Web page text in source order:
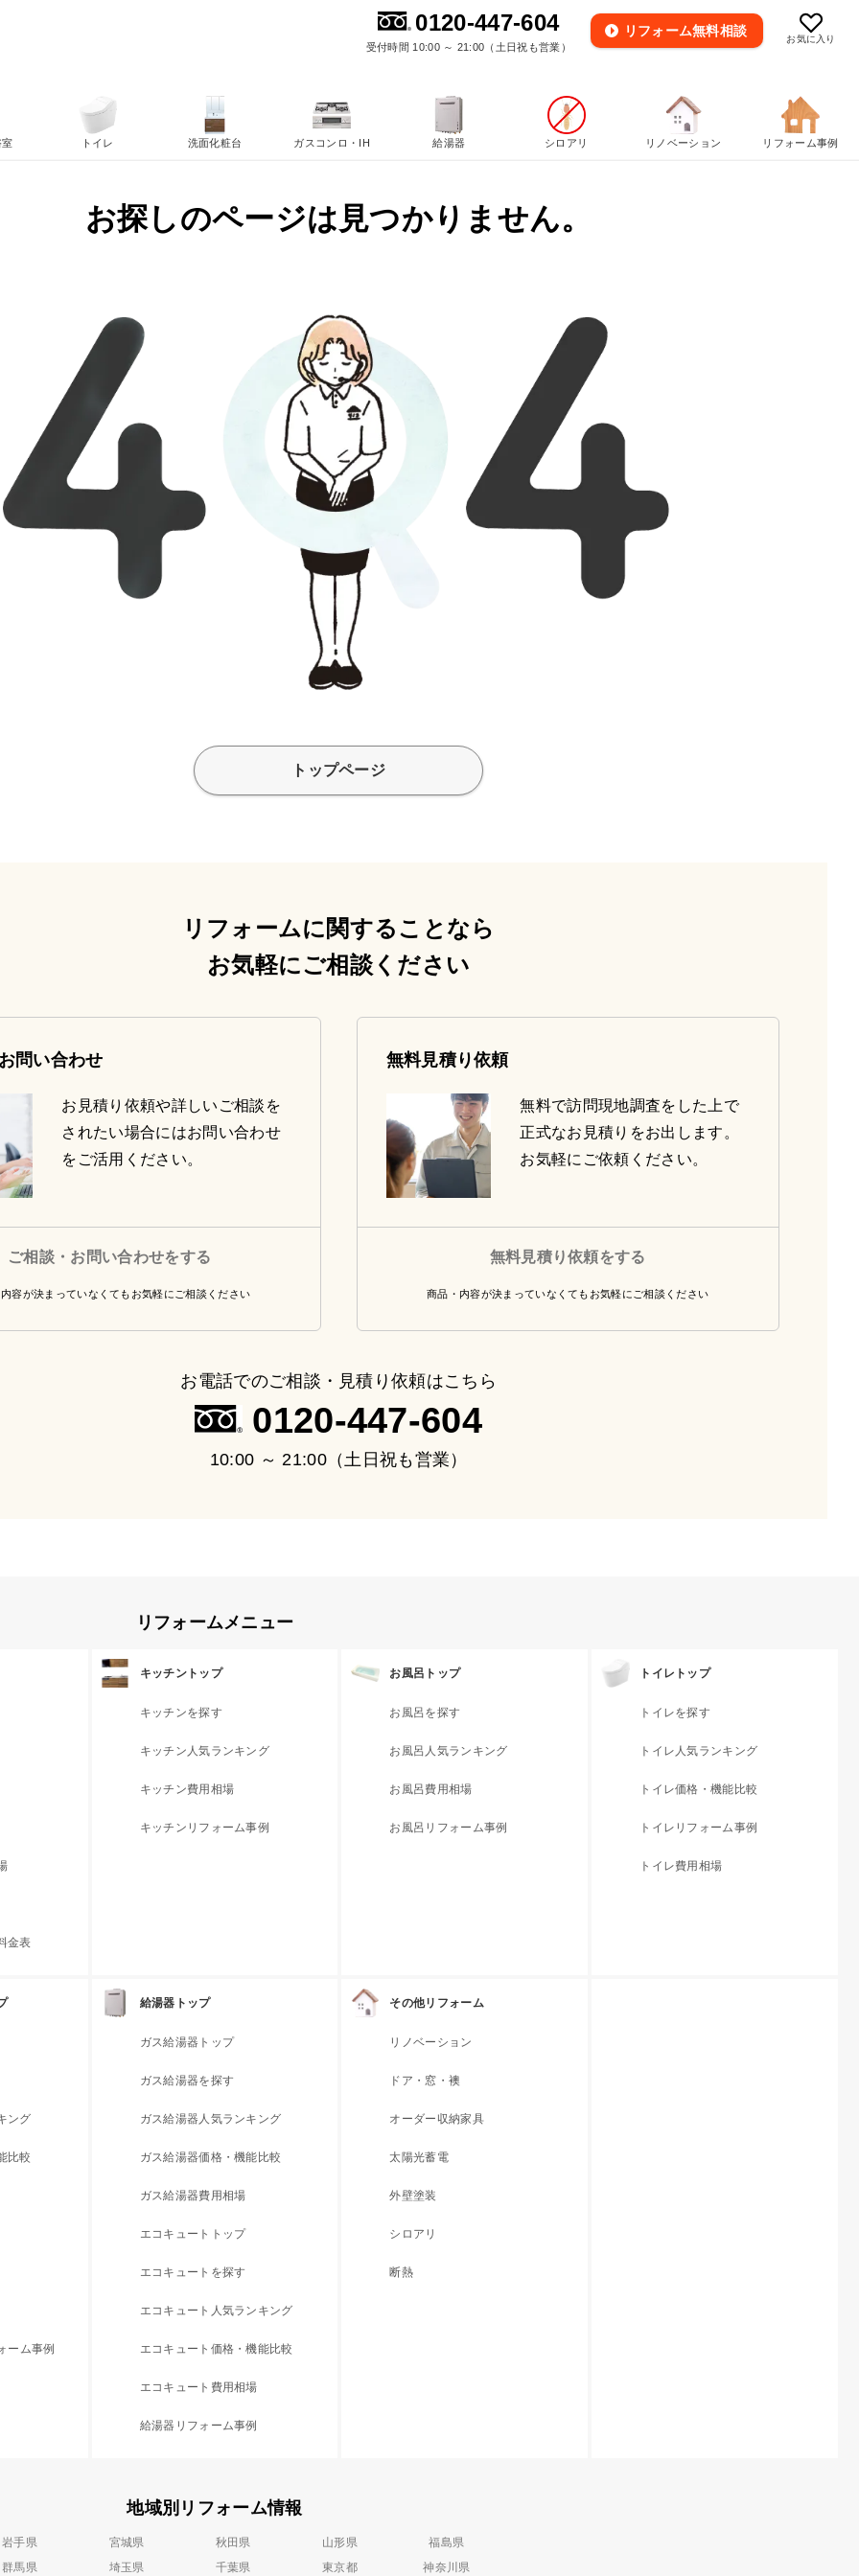
お気に入り
0120-447-604
受付時間 10:00 ～ 21:00（土日祝も営業）
リフォーム無料相談
お探しのページは見つかりません。
トップページ
リフォームに関することなら
お気軽にご相談ください
問い合わせ
お見積り依頼や詳しいご相談を
されたい場合にはお問い合わせ
をご活用ください。
ご相談・お問い合わせをする
容が決まっていなくてもお気軽にご相談ください
無料見積り依頼
無料で訪問現地調査をした上で
正式なお見積りをお出します。
お気軽にご依頼ください。
無料見積り依頼をする
商品・内容が決まっていなくてもお気軽にご相談ください
お電話でのご相談・見積り依頼はこちら
0120-447-604
10:00 ～ 21:00（土日祝も営業）
室 トイレ 洗面化粧台 ガスコンロ・IH 給湯器 シロアリ リノベーション リフォーム事例
リフォームメニュー
金表
キッチントップ
キッチンを探す
キッチン人気ランキング
キッチン費用相場
キッチンリフォーム事例
お風呂トップ
お風呂を探す
お風呂人気ランキング
お風呂費用相場
お風呂リフォーム事例
トイレトップ
トイレを探す
トイレ人気ランキング
トイレ価格・機能比較
トイレリフォーム事例
トイレ費用相場
ング
比較
ーム事例
給湯器トップ
ガス給湯器トップ
ガス給湯器を探す
ガス給湯器人気ランキング
ガス給湯器価格・機能比較
ガス給湯器費用相場
エコキュートトップ
エコキュートを探す
エコキュート人気ランキング
エコキュート価格・機能比較
エコキュート費用相場
給湯器リフォーム事例
その他リフォーム
リノベーション
ドア・窓・襖
オーダー収納家具
太陽光蓄電
外壁塗装
シロアリ
断熱
地域別リフォーム情報
岩手県 宮城県 秋田県 山形県
福島県
群馬県
埼玉県 千葉県 東京都 神奈川県